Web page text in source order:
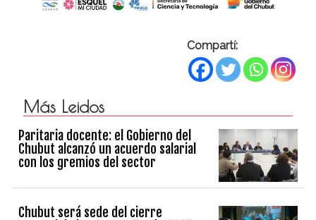
Compartí:
Más Leidos
Paritaria docente: el Gobierno del
Chubut alcanzó un acuerdo salarial
con los gremios del sector
Chubut será sede del cierre